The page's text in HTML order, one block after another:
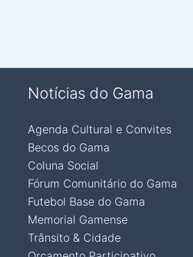
Notícias do Gama
Agenda Cultural e Convites
Becos do Gama
Coluna Social
Fórum Comunitário do Gama
Futebol Base do Gama
Memorial Gamense
Trânsito & Cidade